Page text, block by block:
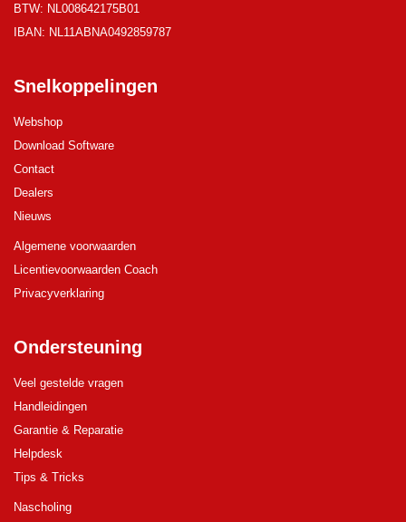
BTW: NL008642175B01
IBAN: NL11ABNA0492859787
Snelkoppelingen
Webshop
Download Software
Contact
Dealers
Nieuws
Algemene voorwaarden
Licentievoorwaarden Coach
Privacyverklaring
Ondersteuning
Veel gestelde vragen
Handleidingen
Garantie & Reparatie
Helpdesk
Tips & Tricks
Nascholing